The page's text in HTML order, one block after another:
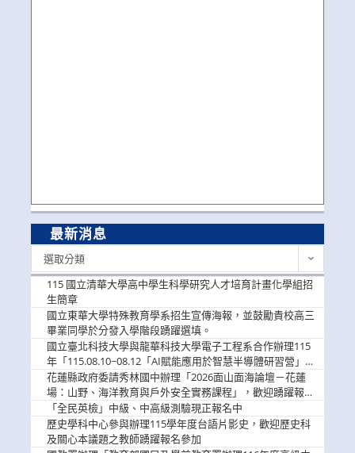
最新消息
選取分類
115 國立清華大學高中學生科學研究人才培育計畫化學組招
生簡章
國立東華大學特殊教育學系招生宣傳海報，並鼓勵貴校高三
畢業同學於分發入學階段踴躍選填。
國立臺北科技大學與龍華科技大學電子工程系合作辦理115
年「115.08.10~08.12「AI賦能應用於智慧半導體研習營」，
歡迎學生踴躍報名參加
花蓮縣政府委請秀林國中辦理「2026面山面海論壇－花蓮
場：山野、海洋教育與戶外安全實務課程」，歡迎踴躍報名
參加
「全民英檢」中級、中高級測驗現正報名中
歷史學科中心參與辦理115學年度台語片影史，歡迎歷史科
及關心本議題之教師踴躍報名參加